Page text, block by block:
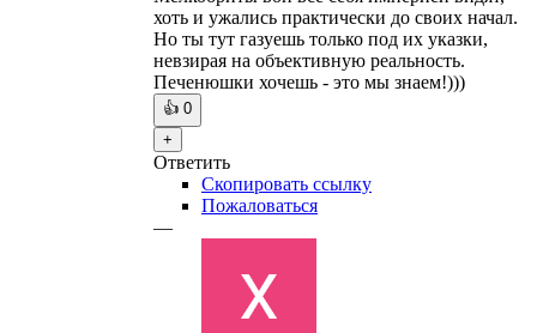
хоть и ужались практически до своих начал.
Но ты тут газуешь только под их указки,
невзирая на объективную реальность.
Печенюшки хочешь - это мы знаем!)))
👍 0
+
Ответить
Скопировать ссылку
Пожаловаться
—